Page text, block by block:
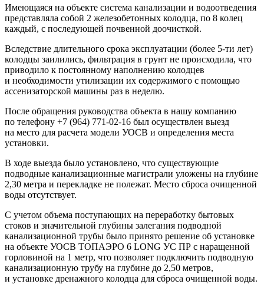
Имеющаяся на объекте система канализации и водоотведения
представляла собой 2 железобетонных колодца, по 8 колец
каждый, с последующей почвенной доочисткой.
Вследствие длительного срока эксплуатации (более 5-ти лет)
колодцы заилились, фильтрация в грунт не происходила, что
приводило к постоянному наполнению колодцев
и необходимости утилизации их содержимого с помощью
ассенизаторской машины раз в неделю.
После обращения руководства объекта в нашу компанию
по телефону +7 (964) 771-02-16 был осуществлен выезд
на место для расчета модели УОСВ и определения места
установки.
В ходе выезда было установлено, что существующие
подводные канализационные магистрали уложены на глубине
2,30 метра и перекладке не полежат. Место сброса очищенной
воды отсутствует.
С учетом объема поступающих на переработку бытовых
стоков и значительной глубины залегания подводной
канализационной трубы было принято решение об установке
на объекте УОСВ ТОПАЭРО 6 LONG УС ПР с наращенной
горловиной на 1 метр, что позволяет подключить подводную
канализационную трубу на глубине до 2,50 метров,
и установке дренажного колодца для сброса очищенной воды.